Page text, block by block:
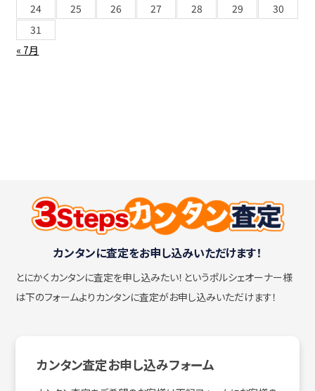
« 7月
24
25 26 27 28 29
30
31
カンタンに査定をお申し込みいただけます！
とにかくカンタンに査定を申し込みたい！ というポルシェオーナー様
は下のフォームよりカンタンに査定がお申し込みいただけます！
カンタン査定お申し込みフォーム